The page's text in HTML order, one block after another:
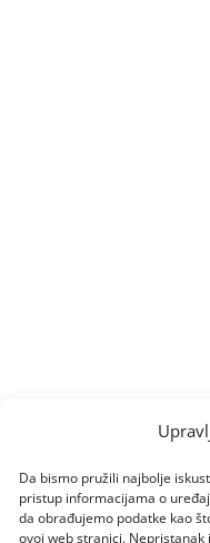
Da bismo pružili najbolje
pristup informacijama o
da obrađujemo podatke kao
ovoj web stranici.